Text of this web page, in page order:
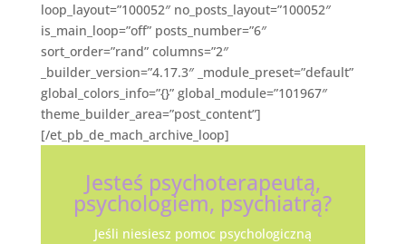
loop_layout=”100052″ no_posts_layout=”100052″
is_main_loop=”off” posts_number=”6″
sort_order=”rand” columns=”2″
_builder_version=”4.17.3″ _module_preset=”default”
global_colors_info=”{}” global_module=”101967″
theme_builder_area=”post_content”]
[/et_pb_de_mach_archive_loop]
Jesteś psychoterapeutą,
psychologiem, psychiatrą?
Jeśli niesiesz pomoc psychologiczną